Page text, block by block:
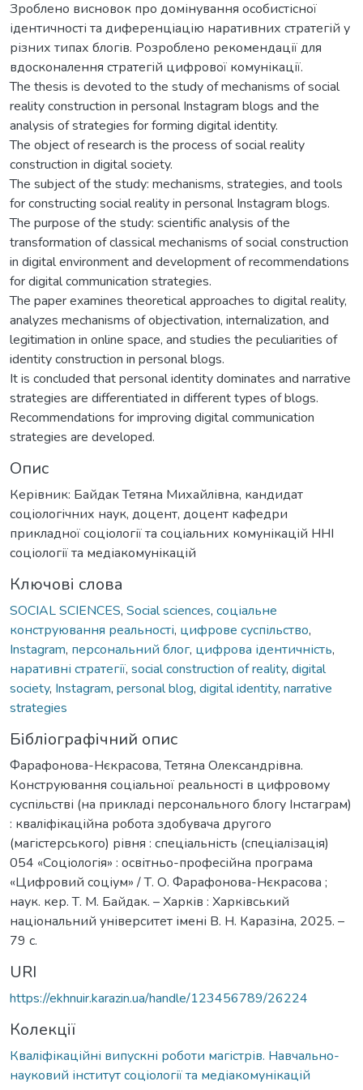
Зроблено висновок про домінування особистісної
ідентичності та диференціацію наративних стратегій у
різних типах блогів. Розроблено рекомендації для
вдосконалення стратегій цифрової комунікації.
The thesis is devoted to the study of mechanisms of social
reality construction in personal Instagram blogs and the
analysis of strategies for forming digital identity.
The object of research is the process of social reality
construction in digital society.
The subject of the study: mechanisms, strategies, and tools
for constructing social reality in personal Instagram blogs.
The purpose of the study: scientific analysis of the
transformation of classical mechanisms of social construction
in digital environment and development of recommendations
for digital communication strategies.
The paper examines theoretical approaches to digital reality,
analyzes mechanisms of objectivation, internalization, and
legitimation in online space, and studies the peculiarities of
identity construction in personal blogs.
It is concluded that personal identity dominates and narrative
strategies are differentiated in different types of blogs.
Recommendations for improving digital communication
strategies are developed.
Опис
Керівник: Байдак Тетяна Михайлівна, кандидат
соціологічних наук, доцент, доцент кафедри
прикладної соціології та соціальних комунікацій ННІ
соціології та медіакомунікацій
Ключові слова
SOCIAL SCIENCES, Social sciences, соціальне
конструювання реальності, цифрове суспільство,
Instagram, персональний блог, цифрова ідентичність,
наративні стратегії, social construction of reality, digital
society, Instagram, personal blog, digital identity, narrative
strategies
Бібліографічний опис
Фарафонова-Нєкрасова, Тетяна Олександрівна.
Конструювання соціальної реальності в цифровому
суспільстві (на прикладі персонального блогу Інстаграм)
: кваліфікаційна робота здобувача другого
(магістерського) рівня : спеціальність (спеціалізація)
054 «Соціологія» : освітньо-професійна програма
«Цифровий соціум» / Т. О. Фарафонова-Нєкрасова ;
наук. кер. Т. М. Байдак. – Харків : Харківський
національний університет імені В. Н. Каразіна, 2025. –
79 с.
URI
https://ekhnuir.karazin.ua/handle/123456789/26224
Колекції
Кваліфікаційні випускні роботи магістрів. Навчально-
науковий інститут соціології та медіакомунікацій